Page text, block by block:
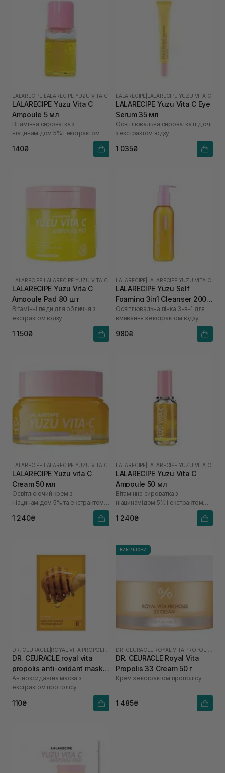
LALARECIPE LALARECIPE YUZU VITA C
LALARECIPE Yuzu Vita C
Ampoule 5 мл
Вітамінна сироватка з
ніацинамідом 5% і екстрактом
140₴
LALARECIPE LALARECIPE YUZU VITA C
LALARECIPE Yuzu Vita C Eye
Serum 35 мл
Освітлювальна сироватка під очі
з екстрактом юдзу
1 035₴
LALARECIPE LALARECIPE YUZU VITA C
LALARECIPE Yuzu Vita C
Ampoule Pad 80 шт
Вітамінні педи для обличчя з
екстрактом юдзу
1 150₴
LALARECIPE LALARECIPE YUZU VITA C
LALARECIPE Yuzu Self
Foaming 3in1 Cleanser 200
мл
Освітлювальна пінка 3-в-1 для
вмивання з екстрактом юдзу
980₴
LALARECIPE LALARECIPE YUZU VITA C
LALARECIPE Yuzu vita C
Cream 50 мл
Освітлюючий крем з
ніацинамідом 5% та екстрактом
1 240₴
LALARECIPE LALARECIPE YUZU VITA C
LALARECIPE Yuzu Vita C
Ampoule 50 мл
Вітамінна сироватка з
ніацинамідом 5% і екстрактом
1 240₴
DR. CEURACLE
DR. CEURACLE royal vita
propolis anti-oxidant mask 1
шт
Антиоксидантна маска з
екстрактом прополісу
110₴
ВИБІР ІЛОНИ
DR. CEURACLE
DR. CEURACLE Royal Vita
Propolis 33 Cream 50 г
Крем з екстрактом прополісу
1 485₴